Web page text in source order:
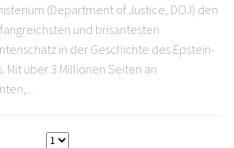
(Department of Justice, DOJ) den
und brisantesten
in der Geschichte des Epstein-
Mit über 3 Millionen Seiten an